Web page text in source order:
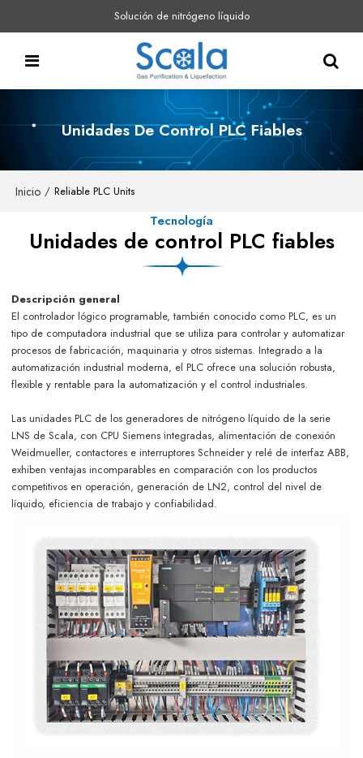
Solución de nitrógeno líquido
Unidades De Control PLC Fiables
Inicio / Reliable PLC Units
Tecnología
Unidades de control PLC fiables
Descripción general
El controlador lógico programable, también conocido como PLC, es un
tipo de computadora industrial que se utiliza para controlar y automatizar
procesos de fabricación, maquinaria y otros sistemas. Integrado a la
automatización industrial moderna, el PLC ofrece una solución robusta,
flexible y rentable para la automatización y el control industriales.
Las unidades PLC de los generadores de nitrógeno líquido de la serie
LNS de Scala, con CPU Siemens integradas, alimentación de conexión
Weidmueller, contactores e interruptores Schneider y relé de interfaz ABB,
exhiben ventajas incomparables en comparación con los productos
competitivos en operación, generación de LN2, control del nivel de
líquido, eficiencia de trabajo y confiabilidad.